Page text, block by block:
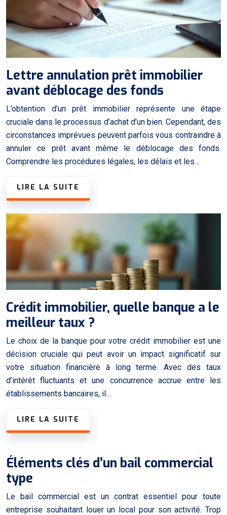
Lettre annulation prêt immobilier
avant déblocage des fonds
L’obtention d’un prêt immobilier représente une étape
cruciale dans le processus d’achat d’un bien. Cependant, des
circonstances imprévues peuvent parfois vous contraindre à
annuler ce prêt avant même le déblocage des fonds.
Comprendre les procédures légales, les délais et les…
LIRE LA SUITE
Crédit immobilier, quelle banque a le
meilleur taux ?
Le choix de la banque pour votre crédit immobilier est une
décision cruciale qui peut avoir un impact significatif sur
votre situation financière à long terme. Avec des taux
d’intérêt fluctuants et une concurrence accrue entre les
établissements bancaires, il…
LIRE LA SUITE
Éléments clés d’un bail commercial
type
Le bail commercial est un contrat essentiel pour toute
entreprise souhaitant louer un local pour son activité. Trop